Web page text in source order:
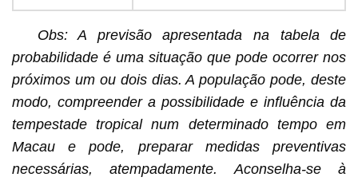
Obs: A previsão apresentada na tabela de
probabilidade é uma situação que pode ocorrer nos
próximos um ou dois dias. A população pode, deste
modo, compreender a possibilidade e influência da
tempestade tropical num determinado tempo em
Macau e pode, preparar medidas preventivas
necessárias, atempadamente. Aconselha-se à